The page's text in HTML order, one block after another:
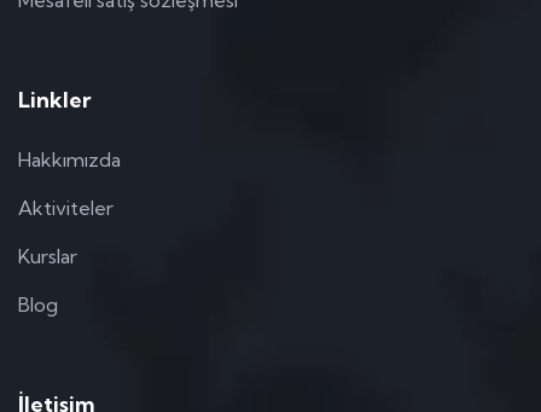
İletişim
Linkler
Hakkımızda
Aktiviteler
Kurslar
Blog